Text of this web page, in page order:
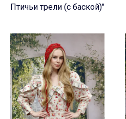
Птичьи трели (с баской)"